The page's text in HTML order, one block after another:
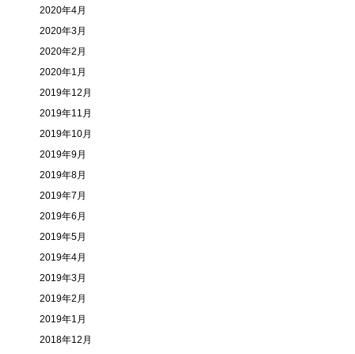
2020年4月
2020年3月
2020年2月
2020年1月
2019年12月
2019年11月
2019年10月
2019年9月
2019年8月
2019年7月
2019年6月
2019年5月
2019年4月
2019年3月
2019年2月
2019年1月
2018年12月